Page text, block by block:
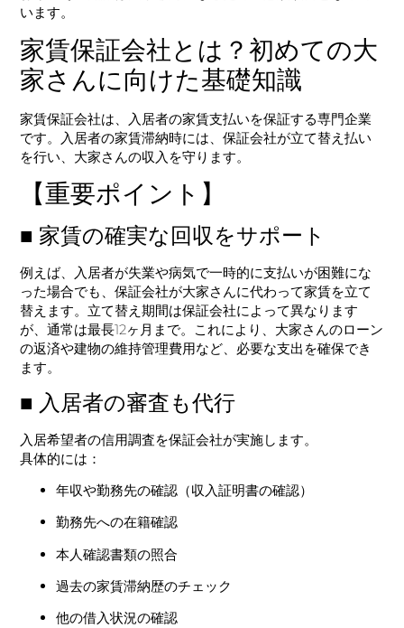
います。
家賃保証会社とは？初めての大
家さんに向けた基礎知識
家賃保証会社は、入居者の家賃支払いを保証する専門企業
です。入居者の家賃滞納時には、保証会社が立て替え払い
を行い、大家さんの収入を守ります。
【重要ポイント】
■ 家賃の確実な回収をサポート
例えば、入居者が失業や病気で一時的に支払いが困難にな
った場合でも、保証会社が大家さんに代わって家賃を立て
替えます。立て替え期間は保証会社によって異なります
が、通常は最長12ヶ月まで。これにより、大家さんのローン
の返済や建物の維持管理費用など、必要な支出を確保でき
ます。
■ 入居者の審査も代行
入居希望者の信用調査を保証会社が実施します。
具体的には：
年収や勤務先の確認（収入証明書の確認）
勤務先への在籍確認
本人確認書類の照合
過去の家賃滞納歴のチェック
他の借入状況の確認